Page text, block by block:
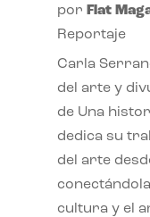
por Flat
Reportaje
Carla
del arte y
de Una
dedica su
del arte
cultura y el